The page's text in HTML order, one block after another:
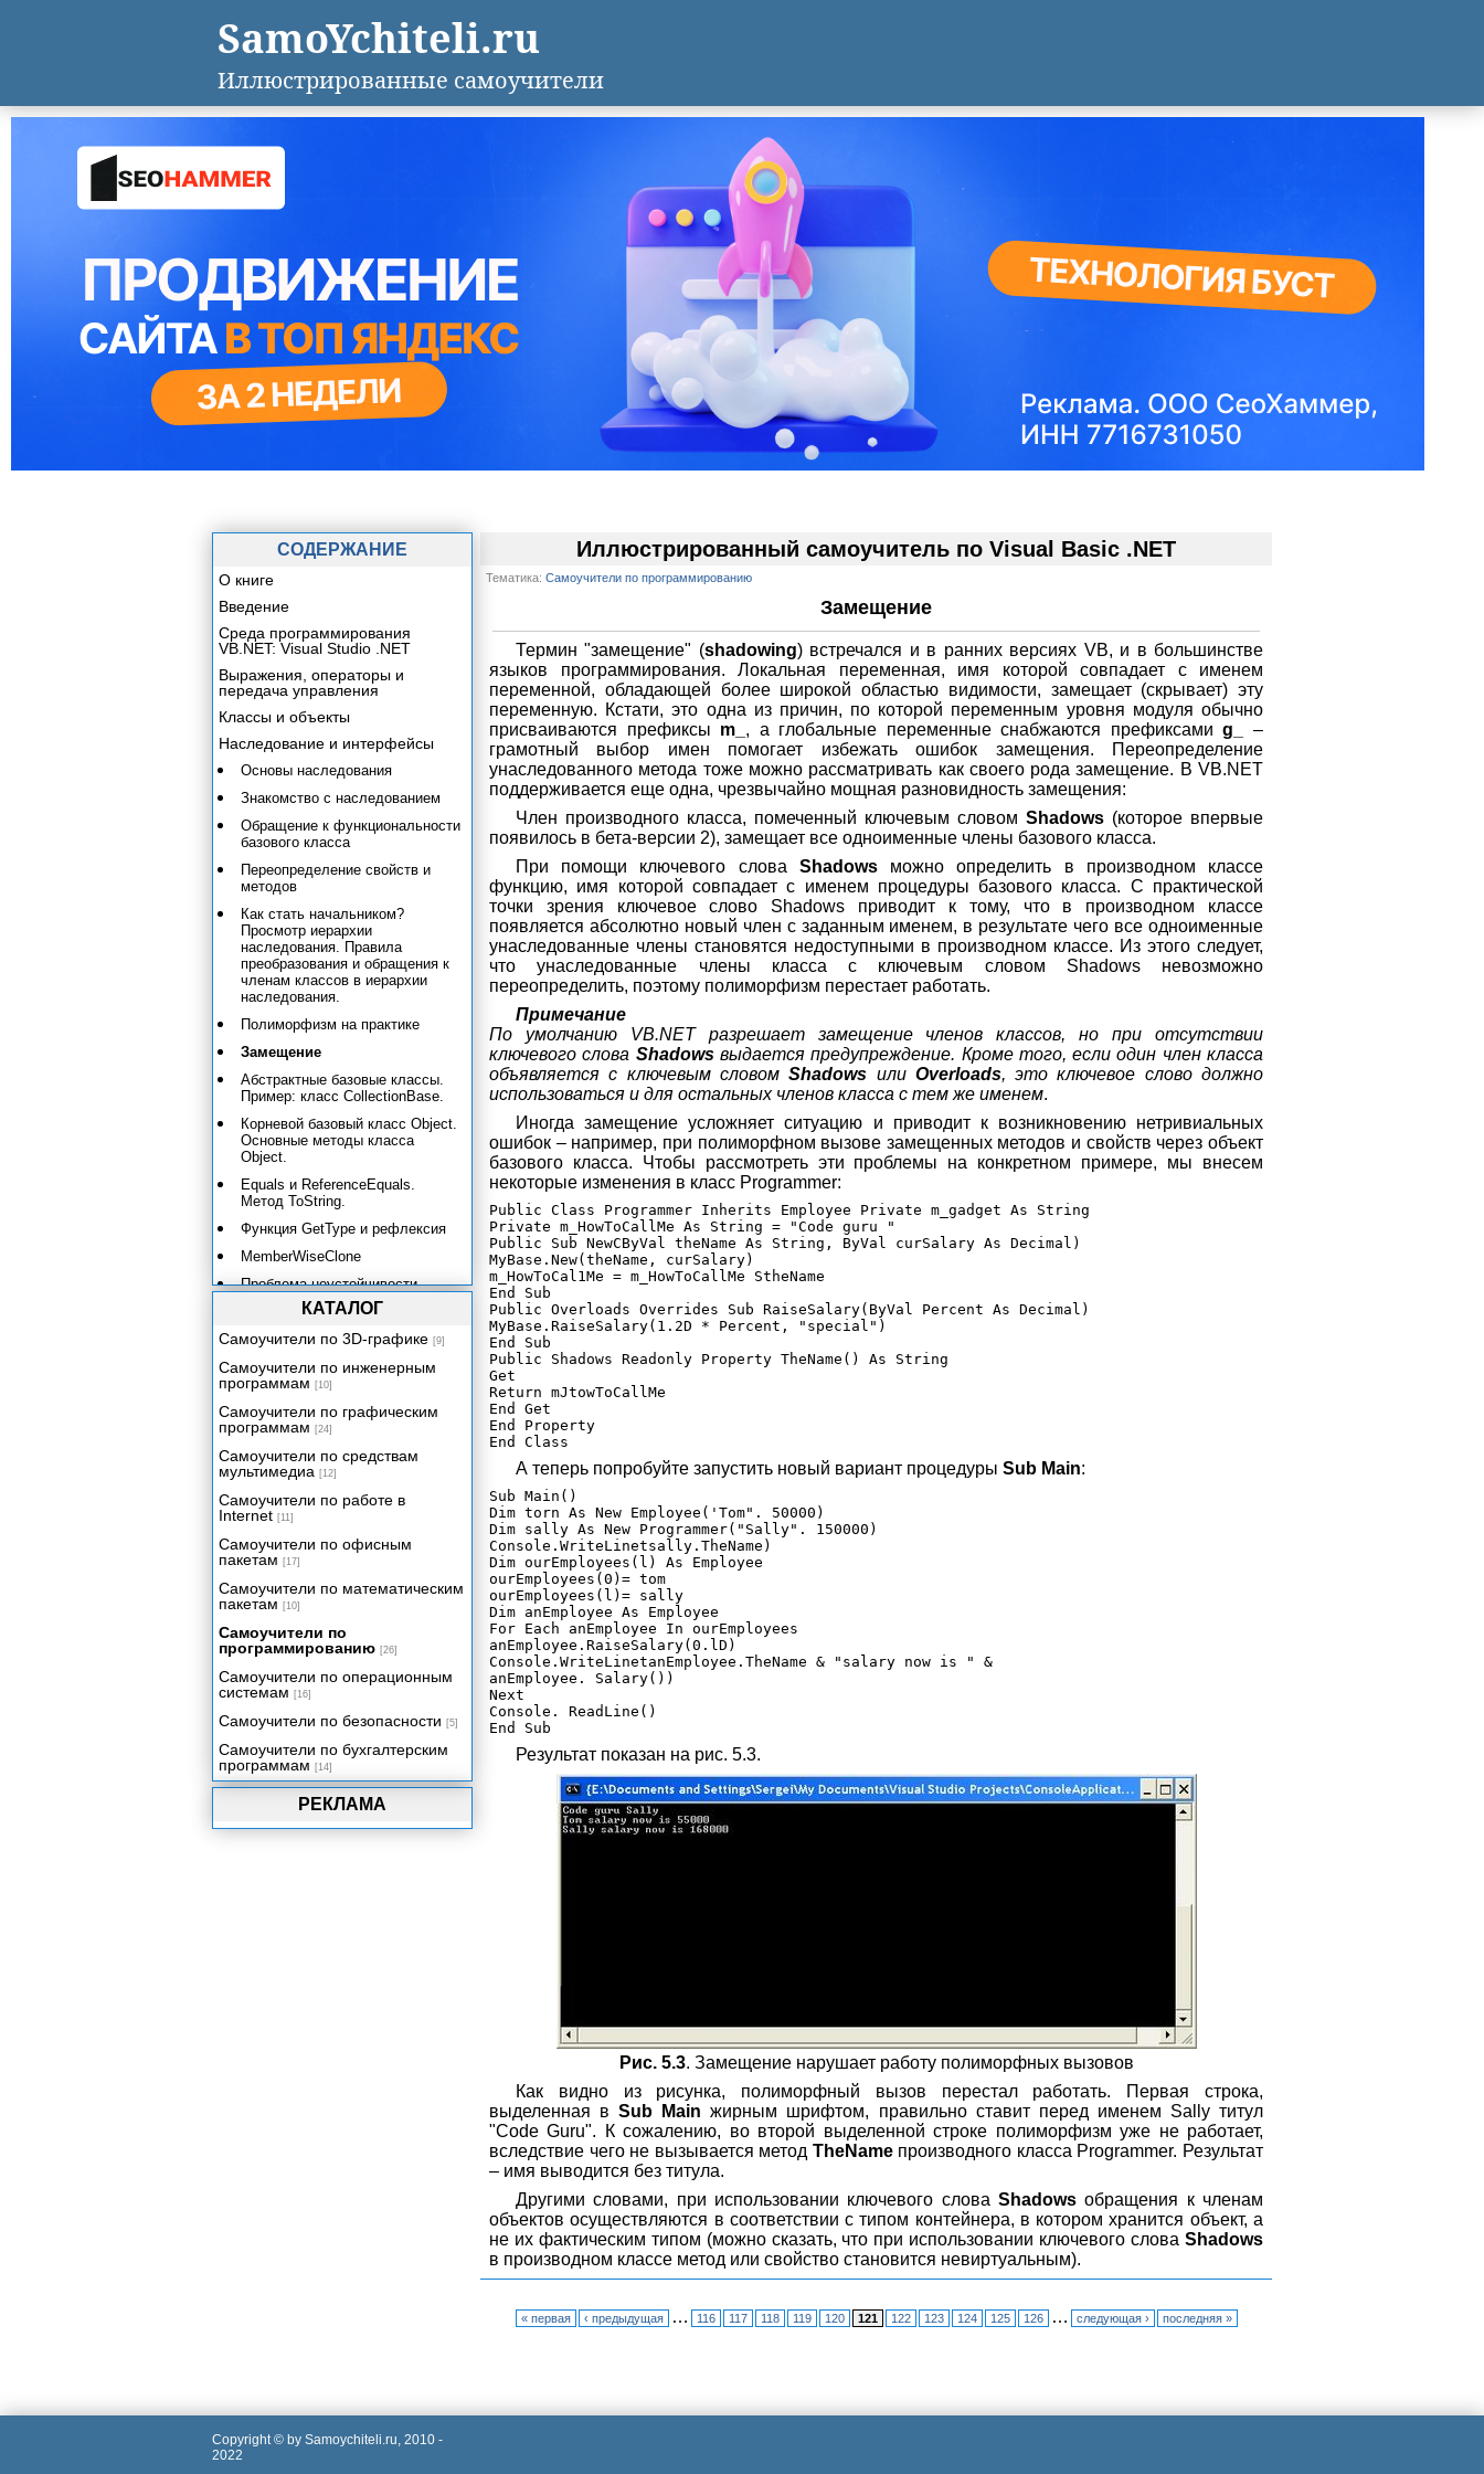
Иллюстрированный самоучитель по Visual Basic .NET
Тематика: Самоучители по программированию
Замещение
Термин "замещение" (shadowing) встречался и в ранних версиях VB, и в большинстве
языков программирования. Локальная переменная, имя которой совпадает с именем
переменной, обладающей более широкой областью видимости, замещает (скрывает) эту
переменную. Кстати, это одна из причин, по которой переменным уровня модуля обычно
присваиваются префиксы m_ , а глобальные переменные снабжаются префиксамиg_
–
грамотный выбор имен помогает избежать ошибок замещения. Переопределение
унаследованного метода тоже можно рассматривать как своего рода замещение. В VB.NET
поддерживается еще одна, чрезвычайно мощная разновидность замещения:
Член производного класса, помеченный ключевым словом Shadows (которое впервые
появилось в бета-версии 2), замещает все одноименные члены базового класса.
При помощи ключевого слова Shadowsможно определить в производном классе
функцию, имя которой совпадает с именем процедуры базового класса. С практической
точки зрения ключевое слово Shadows приводит к тому, что в производном классе
появляется абсолютно новый член с заданным именем, в результате чего все одноименные
унаследованные члены становятся недоступными в производном классе. Из этого следует,
что унаследованные члены класса с ключевым словом Shadows невозможно
переопределить, поэтому полиморфизм перестает работать.
Примечание
По умолчанию VB.NET разрешает замещение членов классов, но при отсутствии
ключевого слова Shadowsвыдается предупреждение. Кроме того, если один член класса
объявляется с ключевым словомShadows или Overloads, это ключевое слово должно
использоваться и для остальных членов класса с тем же именем.
Иногда замещение усложняет ситуацию и приводит к возникновению нетривиальных
ошибок – например, при полиморфном вызове замещенных методов и свойств через объект
базового класса. Чтобы рассмотреть эти проблемы на конкретном примере, мы внесем
некоторые изменения в класс Programmer:
Public Class Programmer Inherits Employee Private m_gadget As String
Private m_HowToCallMe As String = "Code guru "
Public Sub NewCByVal theName As String, ByVal curSalary As Decimal)
MyBase.New(theName, curSalary)
m_HowToCal1Me = m_HowToCallMe StheName
End Sub
Public Overloads Overrides Sub RaiseSalary(ByVal Percent As Decimal)
MyBase.RaiseSalary(1.2D * Percent, "special")
End Sub
Public Shadows Readonly Property TheName() As String
Get
Return mJtowToCallMe
End Get
End Property
А теперь попробуйте запустить новый вариант процедуры Sub Main:
Sub Main()
Dim torn As New Employee('Tom". 50000)
Dim sally As New Programmer("Sally". 150000)
Console.WriteLinetsally.TheName)
Dim ourEmployees(l) As Employee
ourEmployees(0)= tom
ourEmployees(l)= sally
Dim anEmployee As Employee
For Each anEmployee In ourEmployees
anEmployee.RaiseSalary(0.lD)
Console.WriteLinetanEmployee.TheName & "salary now is " &
anEmployee. Salary())
Next
Console. ReadLine()
Результат показан на рис. 5.3.
Рис. 5.3. Замещение нарушает работу полиморфных вызовов
Как видно из рисунка, полиморфный вызов перестал работать. Первая строка,
выделенная вSub Main жирным шрифтом, правильно ставит перед именем Sally титул
"Code Guru". К сожалению, во второй выделенной строке полиморфизм уже не работает,
вследствие чего не вызывается метод TheNameпроизводного класса Programmer. Результат
– имя выводится без титула.
Другими словами, при использовании ключевого слова Shadows обращения к членам
объектов осуществляются в соответствии с типом контейнера, в котором хранится объект, а
не их фактическим типом (можно сказать, что при использовании ключевого слова Shadows
в производном классе метод или свойство становится невиртуальным).
« первая ‹ предыдущая … 116 117 118 119 120 121 122 123 124 125 126 … следующая › последняя »
РЕКЛАМА
СОДЕРЖАНИЕ
О книге
Введение
Среда программирования
VB.NET: Visual Studio .NET
Выражения, операторы и
передача управления
Классы и объекты
Наследование и интерфейсы
Основы наследования
Знакомство с наследованием
Обращение к функциональности
базового класса
Переопределение свойств и
методов
Как стать начальником?
Просмотр иерархии
наследования. Правила
преобразования и обращения к
членам классов в иерархии
наследования.
Полиморфизм на практике
Замещение
Абстрактные базовые классы.
Пример: класс CollectionBase.
Корневой базовый класс Object.
Основные методы класса
Object.
Equals и ReferenceEquals.
Метод ToString.
Функция GetType и рефлексия
MemberWiseClone
Проблема неустойчивости
базовых классов и контроль
Интерфейсы
Механика реализации
интерфейса. Нетривиальное
применение интерфейсов.
Выбор между интерфейсами и
наследованием. Важнейшие
интерфейсы: ICloneable и
IDisposable.
Коллекции. For Each и
интерфейс lEnumerable.
ICollection
IDictionary
IComparable
Интерфейс IComparer
Обработка событий и делегаты
Обработка ошибок в VB.NET
Формы Windows, графический
Ввод-вывод
Многопоточные приложения
КАТАЛОГ
Самоучители по 3D-графике [9]
Самоучители по инженерным
программам [10]
Самоучители по графическим
программам [24]
Самоучители по средствам
мультимедиа [12]
Самоучители по работе в
Internet [11]
Самоучители по офисным
пакетам [17]
Самоучители по математическим
пакетам [10]
Самоучители по
программированию [26]
Самоучители по операционным
системам [16]
Самоучители по безопасности [5]
Самоучители по бухгалтерским
программам [14]
SamoYchiteli.ru
Иллюстрированные самоучители
Copyright © by Samoychiteli.ru, 2010 -
2022